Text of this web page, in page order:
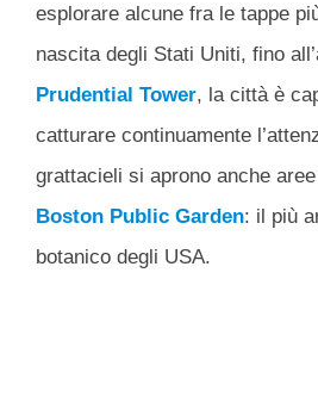
esplorare alcune fra le tappe
nascita degli Stati Uniti, fino
Prudential Tower, la città è
catturare continuamente
grattacieli si aprono anche
Boston Public Garden: il più
botanico degli USA.